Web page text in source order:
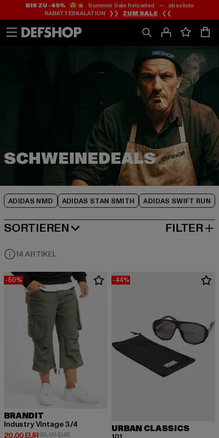
Zum
Inhalt
springen
Zum
Fußzeile
springen
BIS ZU -65%😲💥 Summer Sale Reloaded — absolute
RABATTESKALATION ❯❯ ZUM SALE ❮❮
ADIDAS NMD ADIDAS STAN SMITH ADIDAS SWIFT RUN
Zum
Produktraster
springen
SORTIEREN
BELIEBTESTE FILTER
14 ARTIKEL
-50%
BRANDIT
Industry Vintage 3/4
20,00 EUR
Derzeitiger Preis: 20,00 EUR
39,99 EURAktionspreis: 39,99 EUR
-44%
URBAN CLASSICS